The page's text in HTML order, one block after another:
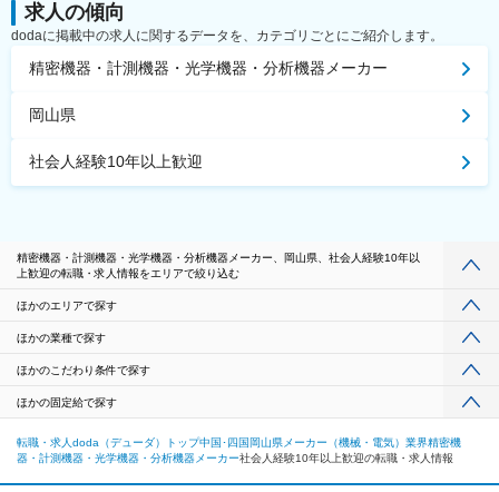
求人の傾向
dodaに掲載中の求人に関するデータを、カテゴリごとにご紹介します。
精密機器・計測機器・光学機器・分析機器メーカー
岡山県
社会人経験10年以上歓迎
精密機器・計測機器・光学機器・分析機器メーカー、岡山県、社会人経験10年以
上歓迎の転職・求人情報をエリアで絞り込む
ほかのエリアで探す
ほかの業種で探す
ほかのこだわり条件で探す
ほかの固定給で探す
転職・求人doda（デューダ）トップ中国･四国 岡山県 メーカー（機械・電気）業界精密機
器・計測機器・光学機器・分析機器メーカー社会人経験10年以上歓迎の転職・求人情報